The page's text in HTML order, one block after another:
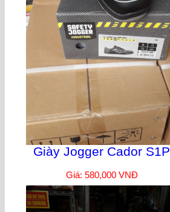
Giày Jogger Cador S1P
Giá: 580,000 VNĐ